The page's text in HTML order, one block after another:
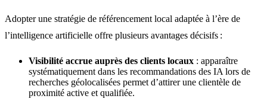
Adopter une stratégie de référencement local adaptée à l’ère de
l’intelligence artificielle offre plusieurs avantages décisifs :
Visibilité accrue auprès des clients locaux : apparaître
systématiquement dans les recommandations des IA lors de
recherches géolocalisées permet d’attirer une clientèle de
proximité active et qualifiée.